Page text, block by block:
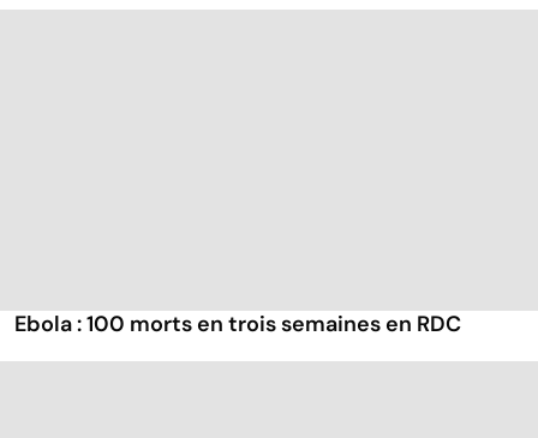
Ebola : 100 morts en trois semaines en RDC